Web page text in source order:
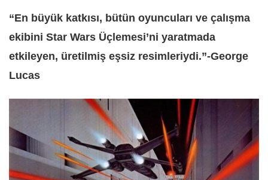
“En büyük katkısı, bütün oyuncuları ve çalışma
ekibini Star Wars Üçlemesi’ni yaratmada
etkileyen, üretilmiş eşsiz resimleriydi.”-George
Lucas